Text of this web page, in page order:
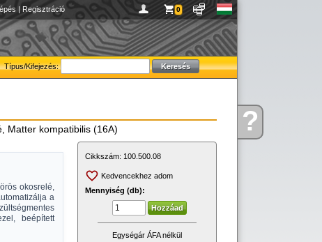
Kérdése?
| Regisztráció 0
Típus/Kifejezés:
Matter kompatibilis (16A)
okosrelé,
a
beépített
Cikkszám: 100.500.08
Kedvencekhez adom
Mennyiség (db):
Egységár ÁFA nélkül